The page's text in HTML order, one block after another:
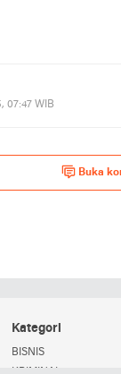
07:47 WIB
Buka
Kategori
BISNIS